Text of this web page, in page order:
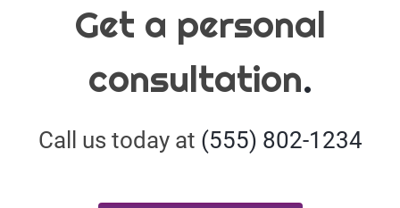
Get a personal
consultation.
Call us today at (555) 802-1234